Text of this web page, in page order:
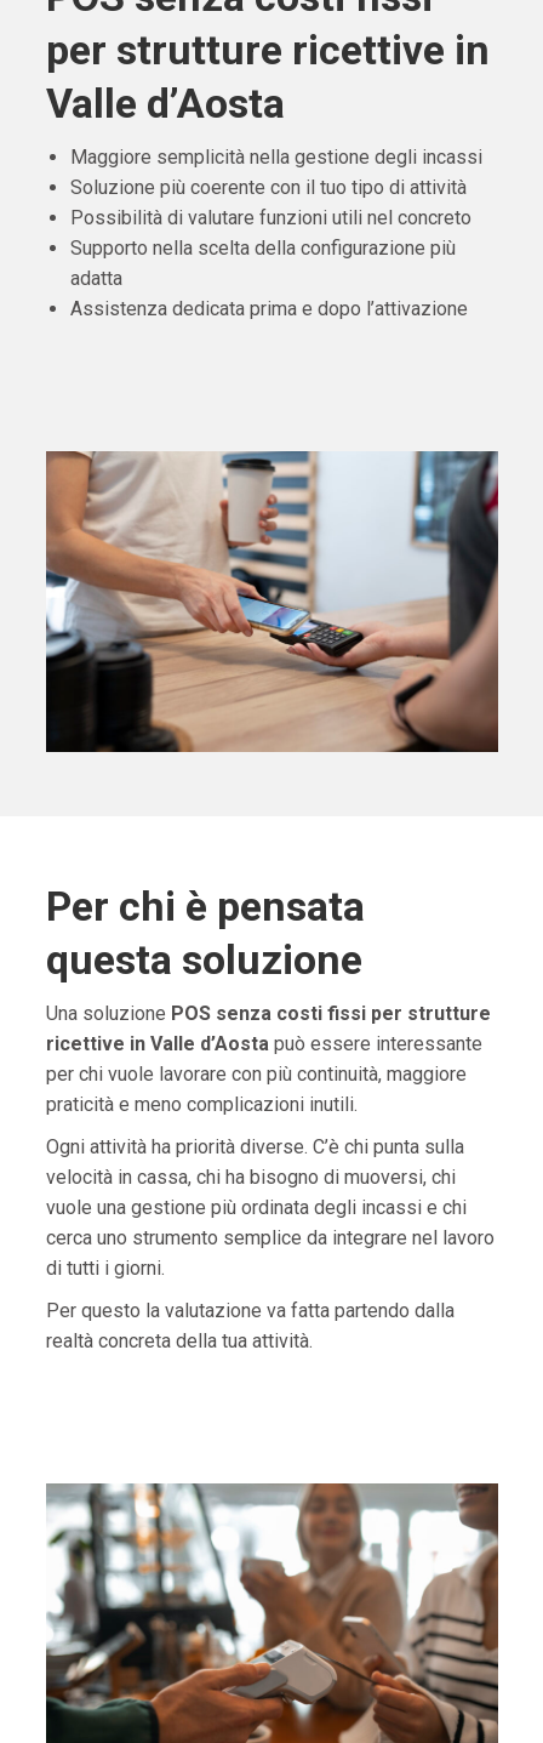
per strutture ricettive in
Valle d’Aosta
Maggiore semplicità nella gestione degli incassi
Soluzione più coerente con il tuo tipo di attività
Possibilità di valutare funzioni utili nel concreto
Supporto nella scelta della configurazione più
adatta
Assistenza dedicata prima e dopo l’attivazione
Per chi è pensata
questa soluzione
Una soluzione POS senza costi fissi per strutture
ricettive in Valle d’Aostapuò essere interessante
per chi vuole lavorare con più continuità, maggiore
praticità e meno complicazioni inutili.
Ogni attività ha priorità diverse. C’è chi punta sulla
velocità in cassa, chi ha bisogno di muoversi, chi
vuole una gestione più ordinata degli incassi e chi
cerca uno strumento semplice da integrare nel lavoro
di tutti i giorni.
Per questo la valutazione va fatta partendo dalla
realtà concreta della tua attività.